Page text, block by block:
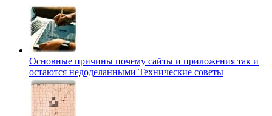
Основные причины почему сайты и приложения так и
остаются недоделанными Технические советы